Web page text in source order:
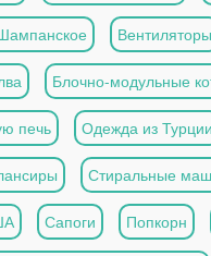
Вентиляторы
Блочно-модульные
печь Одежда из Турции
Стиральные
Сапоги Попкорн